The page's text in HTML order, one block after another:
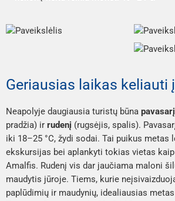
Geriausias laikas keliauti
Neapolyje daugiausia turistų būna pavasarį
pradžia) ir rudenį (rugsėjis, spalis).
iki 18–25 °C, žydi sodai. Tai puikus metas
ekskursijas bei aplankyti tokias vietas
Amalfis. Rudenį vis dar jaučiama maloni
maudytis jūroje. Tiems, kurie
paplūdimių ir maudynių, idealiausias